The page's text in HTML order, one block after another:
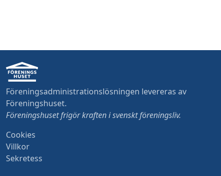
Föreningsadministrationslösningen levereras av
Föreningshuset.
Föreningshuset frigör kraften i svenskt föreningsliv.
Cookies
Villkor
Sekretess